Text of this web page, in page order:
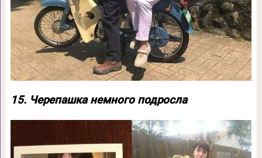
15. Черепашка немного подросла